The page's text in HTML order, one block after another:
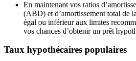
En maintenant vos ratios
(ABD) et d’amortissement total de
égal ou inférieur aux limites
vos chances d’obtenir un prêt
Taux hypothécaires populaires